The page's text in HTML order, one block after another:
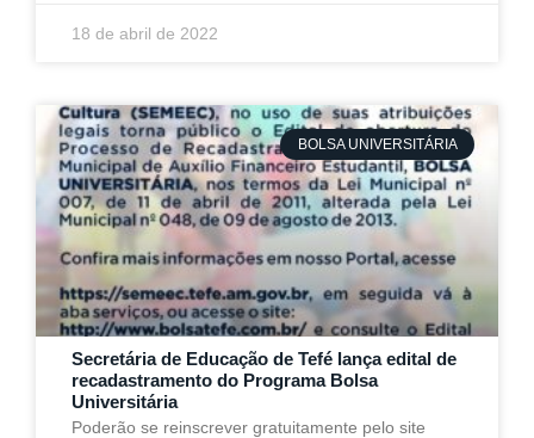
18 de abril de 2022
BOLSA UNIVERSITÁRIA
Secretária de Educação de Tefé lança edital de
recadastramento do Programa Bolsa
Universitária
Poderão se reinscrever gratuitamente pelo site